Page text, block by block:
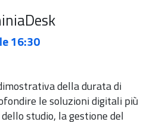
16:30
della durata di
le soluzioni digitali più
studio, la gestione del